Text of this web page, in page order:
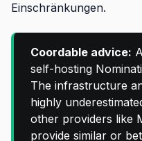
Einschränkungen.
Coordable advice:
self-hosting
The infrastructure
highly
other providers like
provide similar or